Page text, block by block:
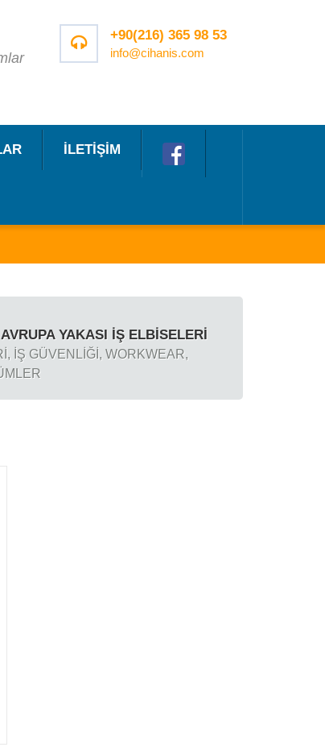
+90(216) 365 98 53
info@cihanis.com
İLETİŞİM
YAKASI İŞ ELBISELERI
İŞ GÜVENLİĞİ, WORKWEAR,